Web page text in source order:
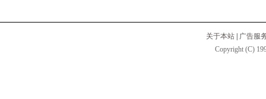
关于本站
广告服
Copyright (C)